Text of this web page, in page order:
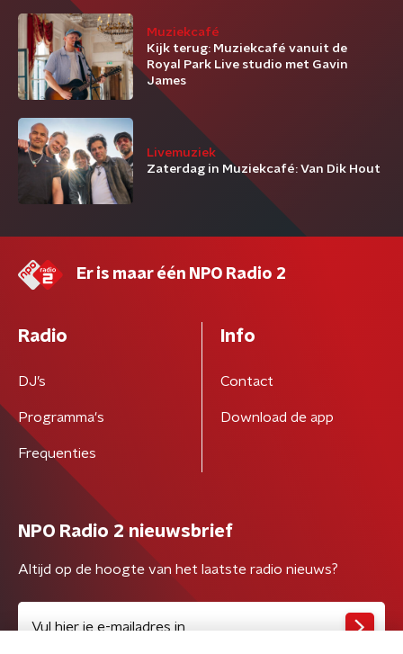
Muziekcafé
Kijk terug: Muziekcafé vanuit de
Royal Park Live studio met Gavin
James
Livemuziek
Zaterdag in Muziekcafé: Van Dik Hout
Er is maar één NPO Radio 2
Radio
DJ’s
Programma's
Frequenties
Info
Contact
Download de app
NPO Radio 2 nieuwsbrief
Altijd op de hoogte van het laatste radio nieuws?